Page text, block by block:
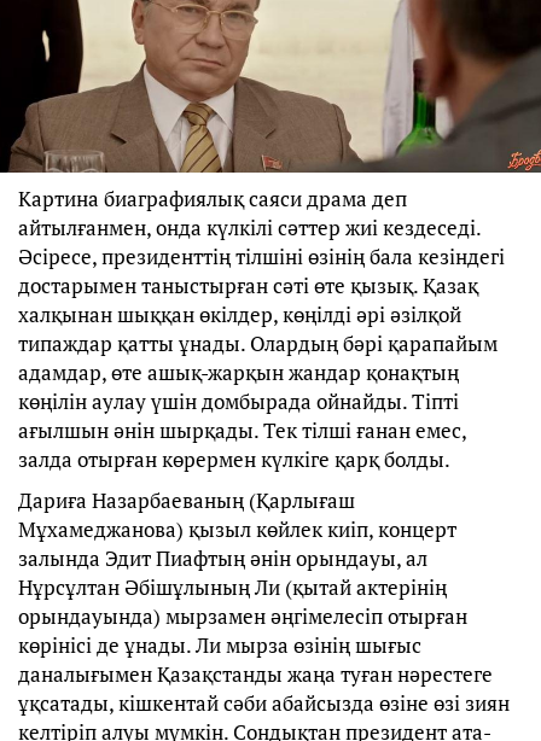
Картина биаграфиялық саяси драма деп
айтылғанмен, онда күлкілі сәттер жиі кездеседі.
Әсіресе, президенттің тілшіні өзінің бала кезіндегі
достарымен таныстырған сәті өте қызық. Қазақ
халқынан шыққан өкілдер, көңілді әрі әзілқой
типаждар қатты ұнады. Олардың бәрі қарапайым
адамдар, өте ашық-жарқын жандар қонақтың
көңілін аулау үшін домбырада ойнайды. Тіпті
ағылшын әнін шырқады. Тек тілші ғанан емес,
залда отырған көрермен күлкіге қарқ болды.
Дариға Назарбаеваның (Қарлығаш
Мұхамеджанова) қызыл көйлек киіп, концерт
залында Эдит Пиафтың әнін орындауы, ал
Нұрсұлтан Әбішұлының Ли (қытай актерінің
орындауында) мырзамен әңгімелесіп отырған
көрінісі де ұнады. Ли мырза өзінің шығыс
даналығымен Қазақстанды жаңа туған нәрестеге
ұқсатады, кішкентай сәби абайсызда өзіне өзі зиян
келтіріп алуы мүмкін. Сондықтан президент ата-